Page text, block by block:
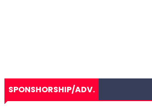
SPONSHORSHIP/ADV.